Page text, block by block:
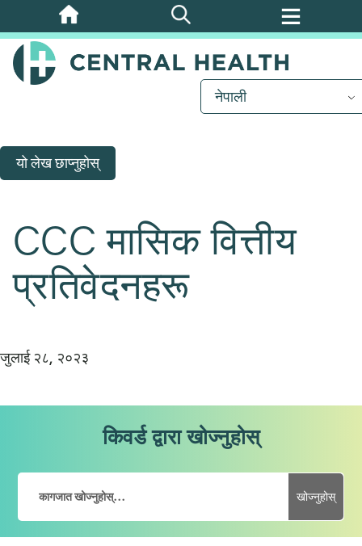
मुख्य
सामग्रीमा
जानुहोस्
नेपाली
यो लेख छाप्नुहोस्
CCC मासिक वित्तीय
प्रतिवेदनहरू
जुलाई २८, २०२३
किवर्ड द्वारा खोज्नुहोस्
खोज्नुहोस्